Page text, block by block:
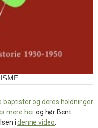
baptister og deres holdninger
mere herog hør Bent
i denne video